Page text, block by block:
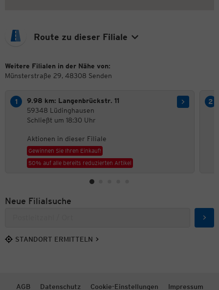
Route zu dieser Filiale
Weitere Filialen in der Nähe von:
Münsterstraße 29, 48308 Senden
9.98 km: Langenbrückstr. 11
59348 Lüdinghausen
Schließt um 18:30 Uhr
Aktionen in dieser Filiale
Gewinnen Sie Ihren Einkauf!
50% auf alle bereits reduzierten Artikel
Neue Filialsuche
STANDORT ERMITTELN
AGB Datenschutz Cookie-Einstellungen Impressum